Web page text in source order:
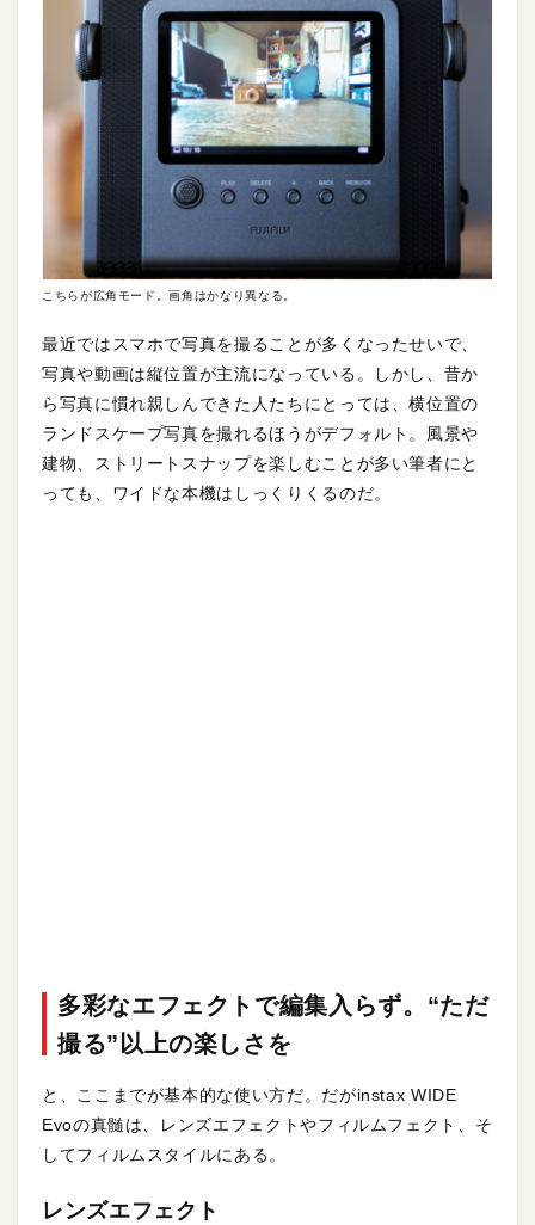
こちらが広角モード。画角はかなり異なる。
最近ではスマホで写真を撮ることが多くなったせいで、
写真や動画は縦位置が主流になっている。しかし、昔か
ら写真に慣れ親しんできた人たちにとっては、横位置の
ランドスケープ写真を撮れるほうがデフォルト。風景や
建物、ストリートスナップを楽しむことが多い筆者にと
っても、ワイドな本機はしっくりくるのだ。
多彩なエフェクトで編集入らず。“ただ
撮る”以上の楽しさを
と、ここまでが基本的な使い方だ。だがinstax WIDE
Evoの真髄は、レンズエフェクトやフィルムフェクト、そ
してフィルムスタイルにある。
レンズエフェクト